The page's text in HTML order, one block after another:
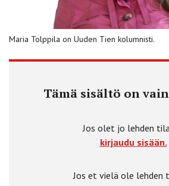
Maria Tolppila on Uuden Tien kolumnisti.
Tämä sisältö on
Jos olet jo lehden
kirjaudu sisään.
Jos et vielä ole lehden